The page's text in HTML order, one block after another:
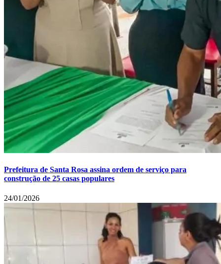
Prefeitura de Santa Rosa assina ordem de serviço para
construção de 25 casas populares
24/01/2026